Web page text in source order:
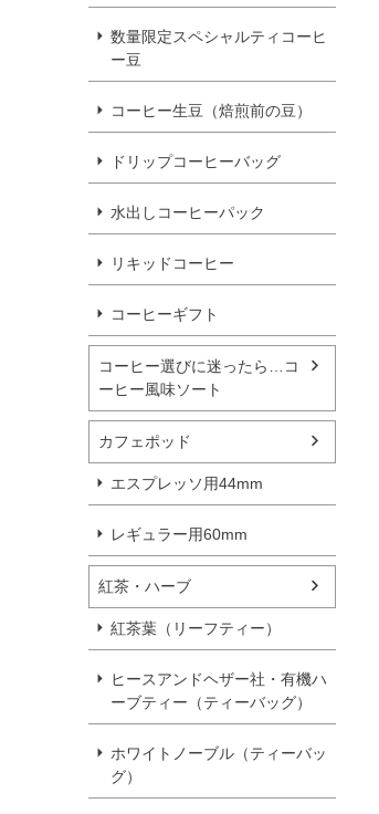
数量限定スペシャルティコーヒ
ー豆
コーヒー生豆（焙煎前の豆）
ドリップコーヒーバッグ
水出しコーヒーパック
リキッドコーヒー
コーヒーギフト
コーヒー選びに迷ったら…コ
ーヒー風味ソート
カフェポッド
エスプレッソ用44mm
レギュラー用60mm
紅茶・ハーブ
紅茶葉（リーフティー）
ヒースアンドヘザー社・有機ハ
ーブティー（ティーバッグ）
ホワイトノーブル（ティーバッ
グ）